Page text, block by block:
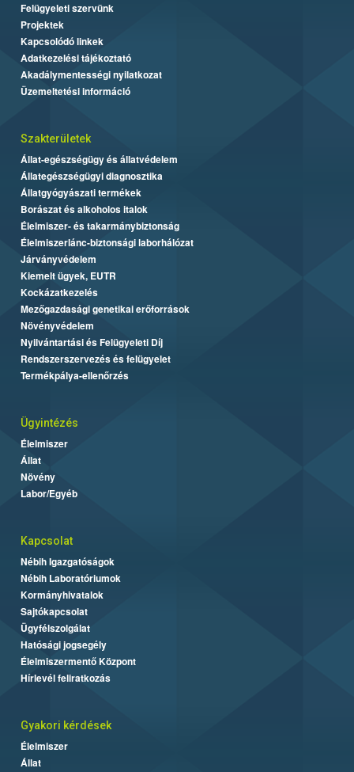
Felügyeleti szervünk
Projektek
Kapcsolódó linkek
Adatkezelési tájékoztató
Akadálymentességi nyilatkozat
Üzemeltetési információ
Szakterületek
Állat-egészségügy és állatvédelem
Állategészségügyi diagnosztika
Állatgyógyászati termékek
Borászat és alkoholos italok
Élelmiszer- és takarmánybiztonság
Élelmiszerlánc-biztonsági laborhálózat
Járványvédelem
Kiemelt ügyek, EUTR
Kockázatkezelés
Mezőgazdasági genetikai erőforrások
Növényvédelem
Nyilvántartási és Felügyeleti Díj
Rendszerszervezés és felügyelet
Termékpálya-ellenőrzés
Ügyintézés
Élelmiszer
Állat
Növény
Labor/Egyéb
Kapcsolat
Nébih Igazgatóságok
Nébih Laboratóriumok
Kormányhivatalok
Sajtókapcsolat
Ügyfélszolgálat
Hatósági jogsegély
Élelmiszermentő Központ
Hírlevél feliratkozás
Gyakori kérdések
Élelmiszer
Állat